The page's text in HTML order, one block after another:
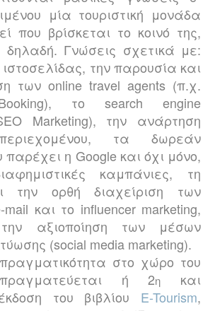
μία τουριστική μονάδα
που βρίσκεται το κοινό της,
δηλαδή. Γνώσεις σχετικά με:
την παρουσία και
των online travel agents (π.χ.
), το search engine
Marketing), την ανάρτηση
τα δωρεάν
η Google και όχι μόνο,
καμπάνιες, τη
την ορθή διαχείριση των
mail και το influencer marketing,
αξιοποίηση των μέσων
(social media marketing).
στο χώρο του
πραγματεύεται ή 2η
και
του βιβλίου E-Tourism,